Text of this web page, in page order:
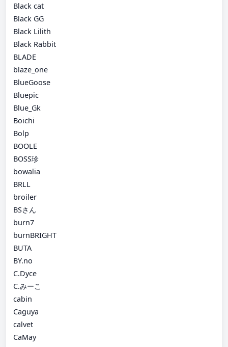
Black cat
Black GG
Black Lilith
Black Rabbit
BLADE
blaze_one
BlueGoose
Bluepic
Blue_Gk
Boichi
Bolp
BOOLE
BOSS珍
bowalia
BRLL
broiler
BSさん
burn7
burnBRIGHT
BUTA
BY.no
C.Dyce
C.みーこ
cabin
Caguya
calvet
CaMay